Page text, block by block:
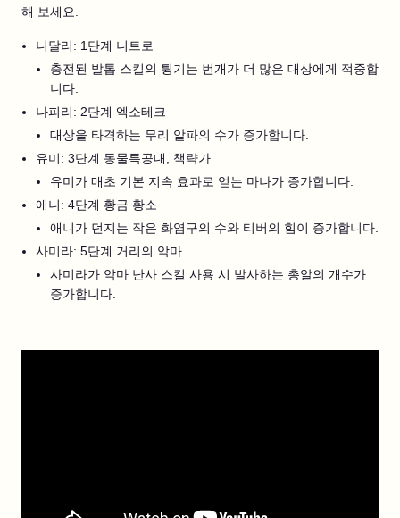
해 보세요.
니달리: 1단계 니트로
충전된 발톱 스킬의 튕기는 번개가 더 많은 대상에게 적중합
니다.
나피리: 2단계 엑소테크
대상을 타격하는 무리 알파의 수가 증가합니다.
유미: 3단계 동물특공대, 책략가
유미가 매초 기본 지속 효과로 얻는 마나가 증가합니다.
애니: 4단계 황금 황소
애니가 던지는 작은 화염구의 수와 티버의 힘이 증가합니다.
사미라: 5단계 거리의 악마
사미라가 악마 난사 스킬 사용 시 발사하는 총알의 개수가
증가합니다.